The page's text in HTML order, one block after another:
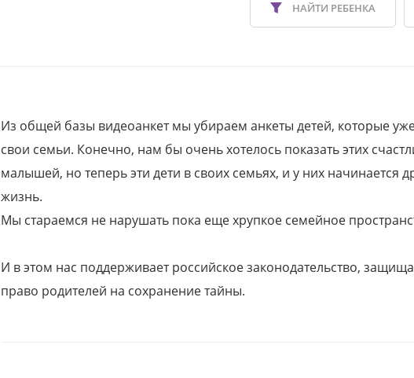
НАЙТИ РЕБЕНКА
Из общей базы видеоанкет мы убираем анкеты детей, которые
свои семьи. Конечно, нам бы очень хотелось показать этих
малышей, но теперь эти дети в своих семьях, и у них начинается
жизнь.
Мы стараемся не нарушать пока еще хрупкое семейное
И в этом нас поддерживает российское законодательство,
право родителей на сохранение тайны.